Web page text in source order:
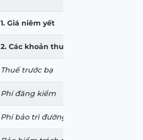
1. Giá niêm yết
2. Các khoản thuế & phí
Thuế trước bạ
Phí đăng kiểm
Phí bảo trì đường bộ